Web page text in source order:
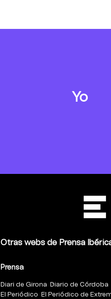
Yo
Otras webs de Prensa
Prensa
Diari de Girona Diario de Córdoba
El Periódico
El Periódico de